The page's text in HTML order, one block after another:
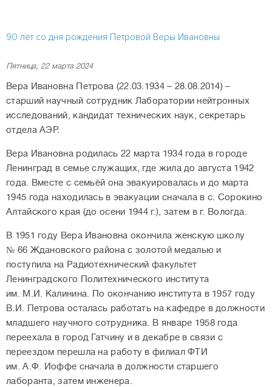
90 лет со дня рождения Петровой Веры Ивановны
Пятница, 22 марта 2024
Вера Ивановна Петрова (22.03.1934 – 28.08.2014) –
старший научный сотрудник Лаборатории нейтронных
исследований, кандидат технических наук, секретарь
отдела АЭР.
Вера Ивановна родилась 22 марта 1934 года в городе
Ленинград в семье служащих, где жила до августа 1942
года. Вместе с семьёй она эвакуировалась и до марта
1945 года находилась в эвакуации сначала в с. Сорокино
Алтайского края (до осени 1944 г.), затем в г. Вологда.
В 1951 году Вера Ивановна окончила женскую школу
№ 66 Ждановского района с золотой медалью и
поступила на Радиотехнический факультет
Ленинградского Политехнического института
им. М.И. Калинина. По окончанию института в 1957 году
В.И. Петрова осталась работать на кафедре в должности
младшего научного сотрудника. В январе 1958 года
переехала в город Гатчину и в декабре в связи с
переездом перешла на работу в филиал ФТИ
им. А.Ф. Иоффе сначала в должности старшего
лаборанта, затем инженера.